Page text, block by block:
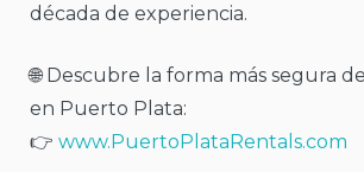
década de experiencia.
🌐 Descubre la forma más segura
en Puerto Plata:
👉 www.PuertoPlataRentals.com